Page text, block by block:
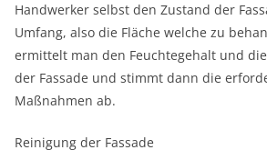
Handwerker selbst den Zustand der
Umfang, also die Fläche welche zu
ermittelt man den Feuchtegehalt und
der Fassade und stimmt dann die
Maßnahmen ab.
Reinigung der Fassade